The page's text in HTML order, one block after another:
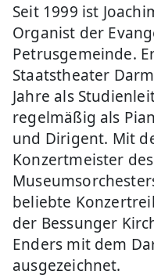
Seit 1999 ist
Organist der
Petrusgemeinde.
Staatstheater
Jahre als
regelmäßig als
und Dirigent. Mit
Konzertmeister
beliebte
der Bessunger
Enders mit dem
ausgezeichnet.